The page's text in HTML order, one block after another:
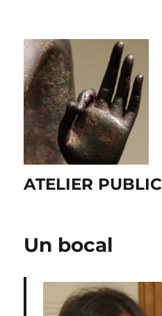
ATELIER PUBLIC
Un bocal